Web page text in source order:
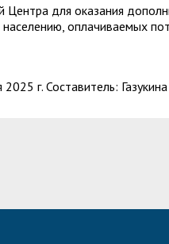
для оказания
оплачиваемых
г. Составитель: